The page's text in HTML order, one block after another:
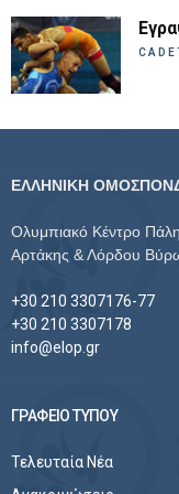
ΕΛΛΗΝΙΚΗ
Ολυμπιακό Κέντρο
Αρτάκης & Λόρδου
+30 210 3307176-77
+30 210 3307178
info@elop.gr
ΓΡΑΦΕΙΟ ΤΥΠΟΥ
Τελευταία Νέα